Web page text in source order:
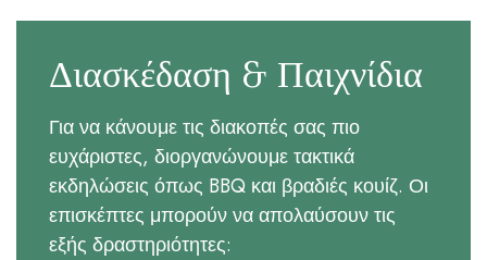
Διασκέδαση & Παιχνίδια
Για να κάνουμε τις διακοπές σας πιο
ευχάριστες, διοργανώνουμε τακτικά
εκδηλώσεις όπως BBQ και βραδιές κουίζ. Οι
επισκέπτες μπορούν να απολαύσουν τις
εξής δραστηριότητες: